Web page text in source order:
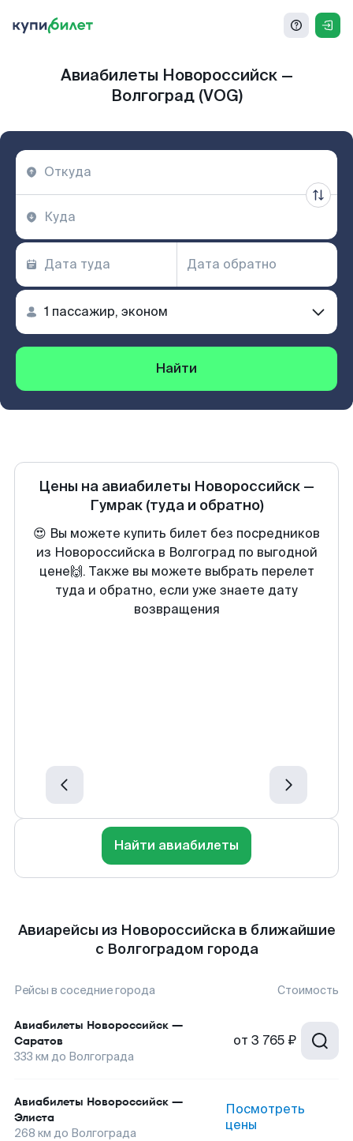
Авиабилеты Новороссийск —
Волгоград (VOG)
Найти
Цены на авиабилеты Новороссийск —
Гумрак (туда и обратно)
😍 Вы можете купить билет без посредников
из Новороссийска в Волгоград по выгодной
цене🙌. Также вы можете выбрать перелет
туда и обратно, если уже знаете дату
возвращения
Найти авиабилеты
Авиарейсы из Новороссийска в ближайшие
с Волгоградом города
Рейсы в соседние города Стоимость
Авиабилеты Новороссийск —
Саратов
333 км до Волгограда
от 3 765 ₽
Авиабилеты Новороссийск —
Элиста
268 км до Волгограда
Посмотреть
цены